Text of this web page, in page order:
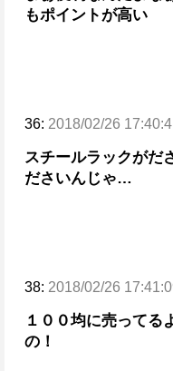
もポイントが高い
36: 2018/02/26
スチールラックがだ
ださいんじゃ…
38: 2018/02/26
１００均に売ってる
の！